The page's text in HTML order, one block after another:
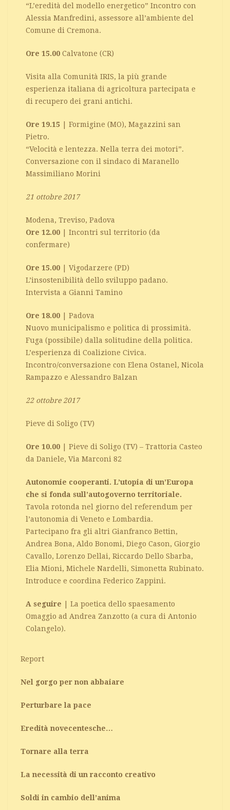
“L’eredità del modello energetico” Incontro con
Alessia Manfredini, assessore all’ambiente del
Comune di Cremona.
Ore 15.00 Calvatone (CR)
Visita alla Comunità IRIS, la più grande
esperienza italiana di agricoltura partecipata e
di recupero dei grani antichi.
Ore 19.15 | Formigine (MO), Magazzini san
Pietro.
“Velocità e lentezza. Nella terra dei motori”.
Conversazione con il sindaco di Maranello
Massimiliano Morini
21 ottobre 2017
Modena, Treviso, Padova
Ore 12.00 | Incontri sul territorio (da
confermare)
Ore 15.00 | Vigodarzere (PD)
L’insostenibilità dello sviluppo padano.
Intervista a Gianni Tamino
Ore 18.00 | Padova
Nuovo municipalismo e politica di prossimità.
Fuga (possibile) dalla solitudine della politica.
L’esperienza di Coalizione Civica.
Incontro/conversazione con Elena Ostanel, Nicola
Rampazzo e Alessandro Balzan
22 ottobre 2017
Pieve di Soligo (TV)
Ore 10.00
| Pieve di Soligo (TV) – Trattoria Casteo
da Daniele, Via Marconi 82
Autonomie cooperanti. L’utopia di un’Europa
che si fonda sull’autogoverno territoriale.
Tavola rotonda nel giorno del referendum per
l’autonomia di Veneto e Lombardia.
Partecipano fra gli altri Gianfranco Bettin,
Andrea Bona, Aldo Bonomi, Diego Cason, Giorgio
Cavallo, Lorenzo Dellai, Riccardo Dello Sbarba,
Elia Mioni, Michele Nardelli, Simonetta Rubinato.
Introduce e coordina Federico Zappini.
A seguire
| La poetica dello spaesamento
Omaggio ad Andrea Zanzotto (a cura di Antonio
Colangelo).
Report
Nel gorgo per non abbaiare
Perturbare la pace
Eredità novecentesche…
Tornare alla terra
La necessità di un racconto creativo
Soldi in cambio dell’anima